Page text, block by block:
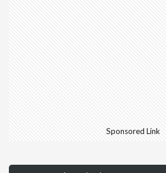
Sponsored Link